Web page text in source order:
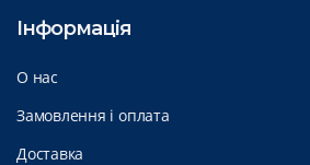
Інформація
О нас
Замовлення і оплата
Доставка